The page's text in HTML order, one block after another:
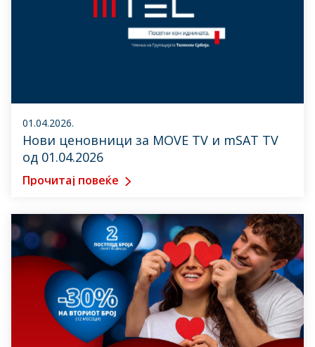
01.04.2026.
Нови ценовници за MOVE TV и mSAT TV
од 01.04.2026
Прочитај повеќе